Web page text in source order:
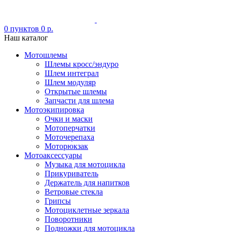
0 пунктов 0 р.
Наш каталог
Мотошлемы
Шлемы кросс/эндуро
Шлем интеграл
Шлем модуляр
Открытые шлемы
Запчасти для шлема
Мотоэкипировка
Очки и маски
Мотоперчатки
Моточерепаха
Моторюкзак
Мотоаксессуары
Музыка для мотоцикла
Прикуриватель
Держатель для напитков
Ветровые стекла
Грипсы
Мотоциклетные зеркала
Поворотники
Подножки для мотоцикла